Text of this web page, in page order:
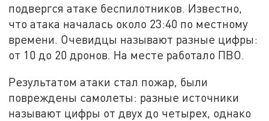
подвергся атаке беспилотников. Известно,
что атака началась около 23:40 по местному
времени. Очевидцы называют разные цифры:
от 10 до 20 дронов. На месте работало ПВО.
Результатом атаки стал пожар, были
повреждены самолеты: разные источники
называют цифры от двух до четырех, однако